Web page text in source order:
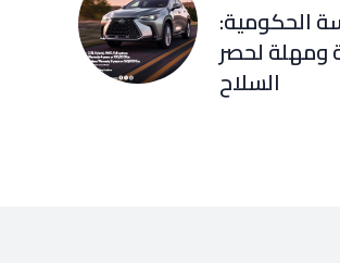
الحكومية:
ومهلة لحصر
السلاح